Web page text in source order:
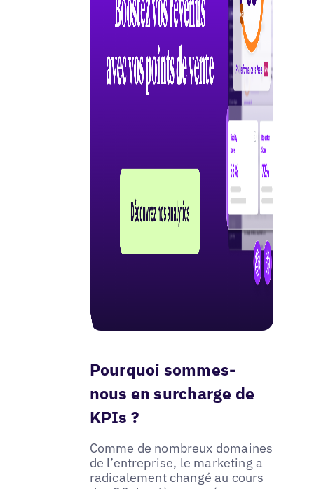
Pourquoi sommes-
nous en surcharge de
KPIs ?
Comme de nombreux domaines
de l’entreprise, le marketing a
radicalement changé au cours